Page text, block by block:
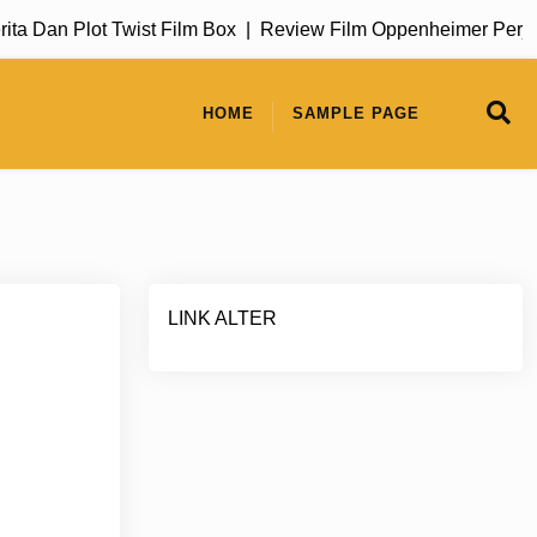
Plot Twist Film Box |Review Film Oppenheimer
HOME SAMPLE PAGE
LINK ALTER